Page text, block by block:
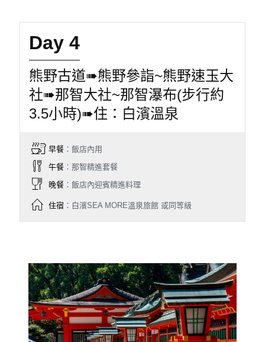
Day 4
熊野古道➠熊野參詣~熊野速玉大
社➠那智大社~那智瀑布(步行約
3.5小時)➠住：白濱溫泉
早餐：飯店內用
午餐：那智精進套餐
晚餐：飯店內迎賓精進料理
住宿：白濱SEA MORE溫泉旅館 或同等級